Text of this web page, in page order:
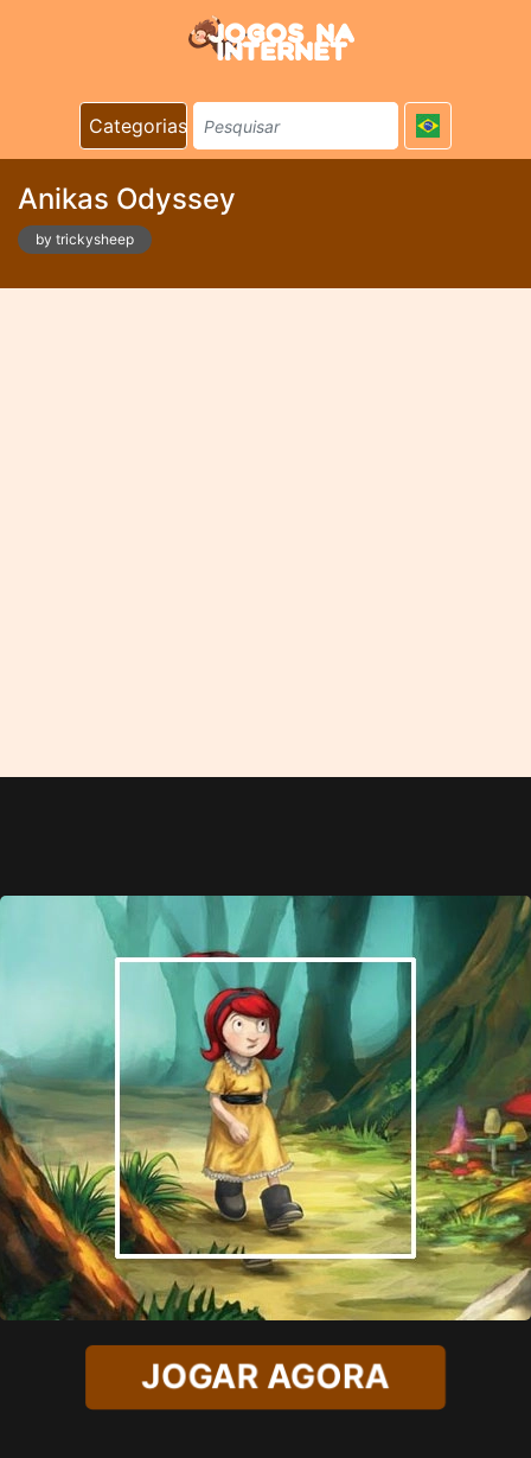
Categorias
Anikas Odyssey
by trickysheep
JOGAR AGORA